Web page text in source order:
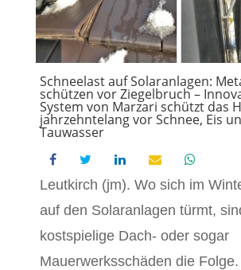
Schneelast auf Solaranlagen: Metallplatten
schützen vor Ziegelbruch –
System von Marzari schützt das
jahrzehntelang vor Schnee, Eis
Tauwasser
Leutkirch (jm). Wo sich im
auf den Solaranlagen türmt,
kostspielige Dach- oder sogar
Mauerwerksschäden die